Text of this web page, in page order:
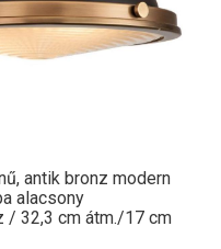
antik bronz modern
alacsony
/ 32,3 cm átm./17 cm